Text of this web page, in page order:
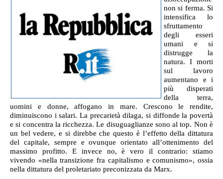
non si ferma. Si
intensifica lo
sfruttamento
degli esseri
umani e si
distrugge la
natura. I morti
sul lavoro
aumentano e i
più disperati
della terra,
uomini e donne, affogano in mare. Crescono le rendite,
diminuiscono i salari. La precarietà dilaga, si diffonde la povertà
e si concentra la ricchezza. Le disuguaglianze sono al top. Non è
un bel vedere, e si direbbe che questo è l’effetto della dittatura
del capitale, sempre e ovunque orientato all’ottenimento del
massimo profitto. E invece no, è vero il contrario: stiamo
vivendo «nella transizione fra capitalismo e comunismo», ossia
nella dittatura del proletariato preconizzata da Marx.